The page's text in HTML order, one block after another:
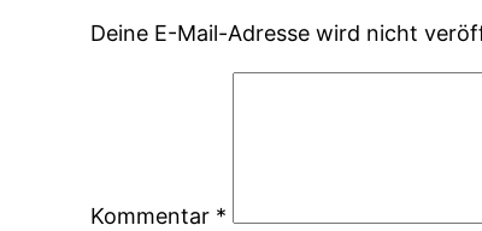
Deine E-Mail-Adresse wird nicht
Kommentar *